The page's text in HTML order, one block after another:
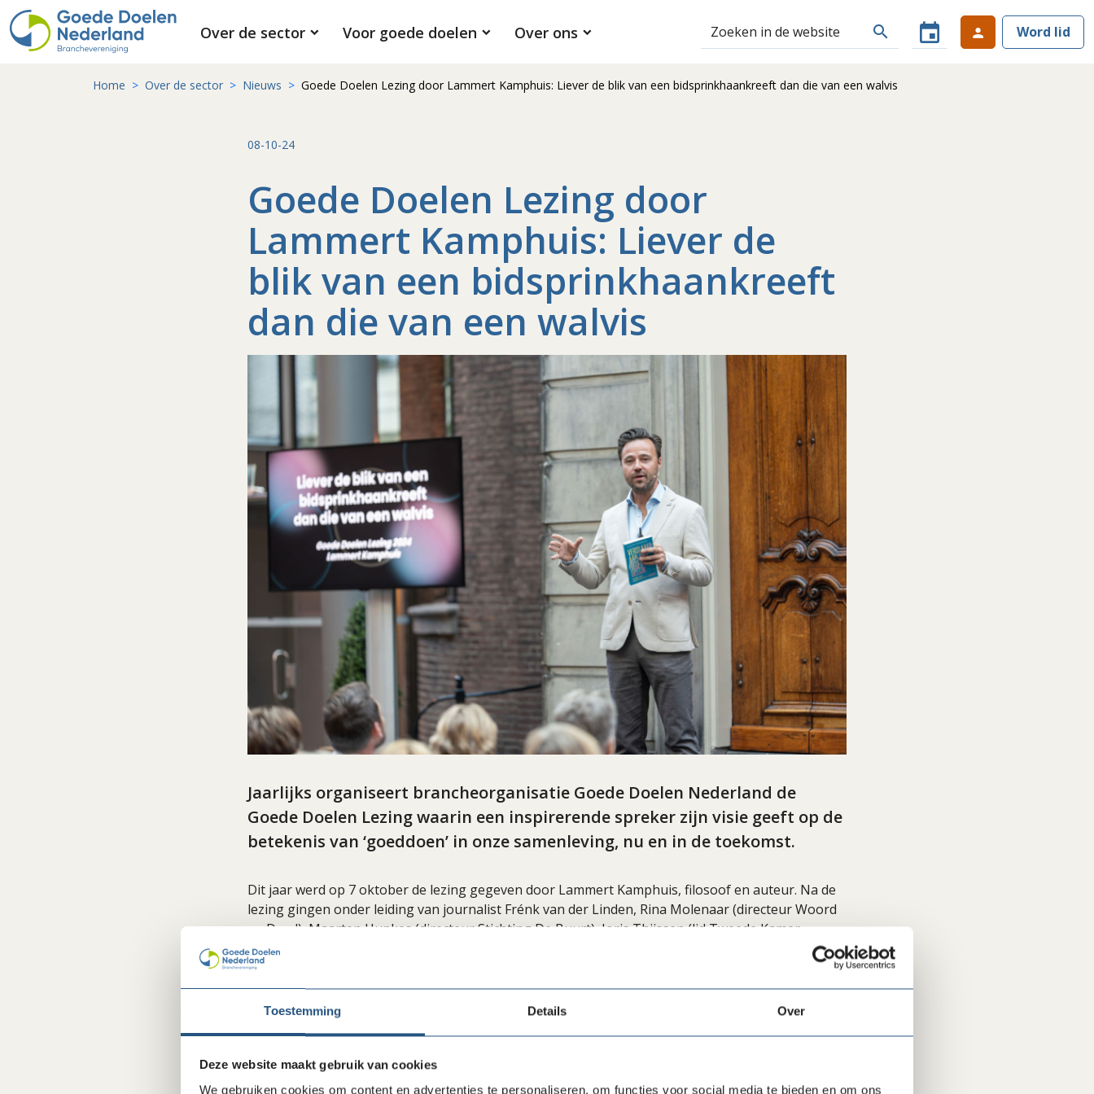
Toestemming Details Over
Deze website maakt gebruik van cookies
We gebruiken cookies om content en advertenties te personaliseren, om functies voor social media te bieden en om ons
Over de sector Voor goede doelen Over ons search event person Word lid
Home Over de sector Nieuws Goede Doelen Lezing door Lammert Kamphuis: Liever de blik van een bidsprinkhaankreeft dan die van een walvis
08-10-24
Goede Doelen Lezing door
Lammert Kamphuis: Liever de
blik van een bidsprinkhaankreeft
dan die van een walvis
Jaarlijks organiseert brancheorganisatie Goede Doelen Nederland de
Goede Doelen Lezing waarin een inspirerende spreker zijn visie geeft op de
betekenis van ‘goeddoen’ in onze samenleving, nu en in de toekomst.
Dit jaar werd op 7 oktober de lezing gegeven door Lammert Kamphuis, filosoof en auteur. Na de
lezing gingen onder leiding van journalist Frénk van der Linden, Rina Molenaar (directeur Woord
en Daad), Maarten Hupkes (directeur Stichting De Buurt), Joris Thijssen (lid Tweede Kamer
GroenLinks-PvdA) en Wytske Postma (lid Tweede Kamer NSC) in gesprek over de unieke en
verbindende rol van goede doelen in een steeds meer gepolariseerde samenleving.
Tijdens zijn lezing gebruikte Kamphuis de metafoor van de walvis en de bidsprinkhaankreeft om
walvis een zwart-witbenadering symboliseert zonder nuance, staat de bidsprinkhaankreeft voor
het innemen van verschillende perspectieven. Kamphuis gebruikte deze vergelijking om de